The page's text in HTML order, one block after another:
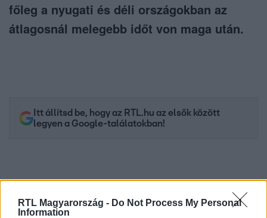
RTL Magyarország - Do Not Process My Personal
Information
főleg a nyugati és déli országokban az
átlagosnál melegebb időt von maga után.
Itt állítsd be, hogy az RTL.hu az elsők között
legyen a Google-találatokban!